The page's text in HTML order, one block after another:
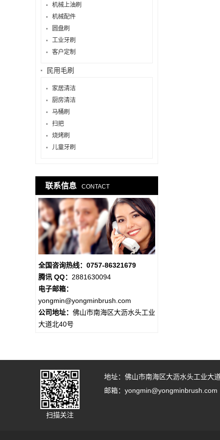
机械上油刷
机械配件
圆盘刷
工业牙刷
客户定制
民用毛刷
家居清洁
厨房清洁
马桶刷
扫把
烧烤刷
儿童牙刷
联系信息 CONTACT
全国咨询热线：0757-86321679
腾讯 QQ： 2881630094
电子邮箱：
yongmin@yongminbrush.com
公司地址： 佛山市南海区大沥水头工业
大道北40号
扫描关注
地址：佛山市南海区大沥水头工业大
邮箱：yongmin@yongminbrush.com